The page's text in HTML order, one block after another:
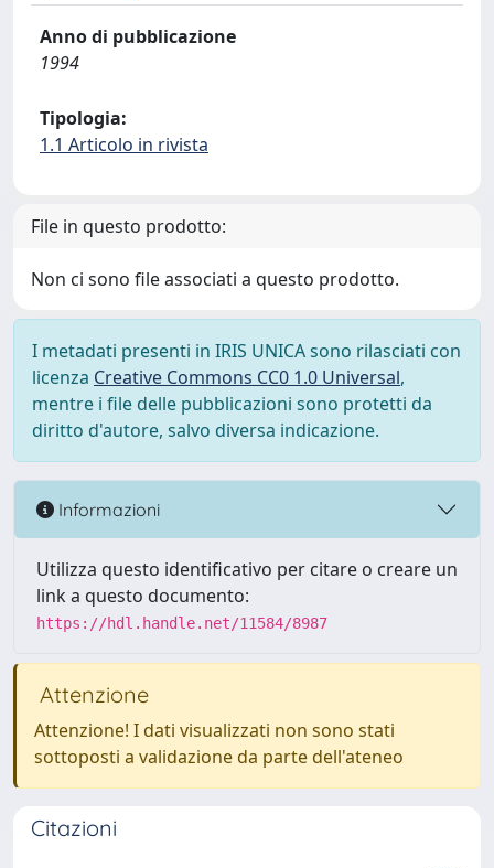
Anno di pubblicazione
1994
Tipologia:
1.1 Articolo in rivista
File in questo prodotto:
Non ci sono file associati a questo prodotto.
I metadati presenti in IRIS UNICA sono rilasciati con
licenza Creative Commons CC0 1.0 Universal,
mentre i file delle pubblicazioni sono protetti da
diritto d'autore, salvo diversa indicazione.
Informazioni
Utilizza questo identificativo per citare o creare un
link a questo documento:
https://hdl.handle.net/11584/8987
Attenzione
Attenzione! I dati visualizzati non sono stati
sottoposti a validazione da parte dell'ateneo
Citazioni